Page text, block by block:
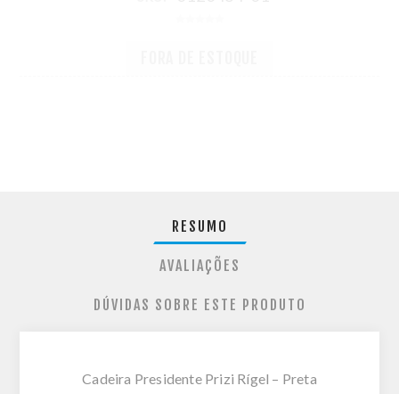
RESUMO
AVALIAÇÕES
DÚVIDAS SOBRE ESTE PRODUTO
Cadeira Presidente Prizi Rígel – Preta